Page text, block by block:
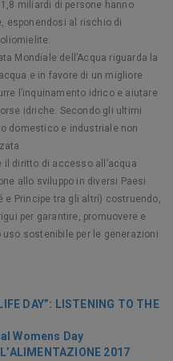
miliardi di persone hanno
esponendosi al rischio di
Mondiale dell’Acqua riguarda la
e in favore di un migliore
l’inquinamento idrico e aiutare
idriche. Secondo gli ultimi
domestico e industriale non
il diritto di accesso all’acqua
allo sviluppo in diversi Paesi
e Principe tra gli altri) costruendo,
per garantire, promuovere e
sostenibile per le generazioni
DAY”: LISTENING TO THE
Womens Day
2017